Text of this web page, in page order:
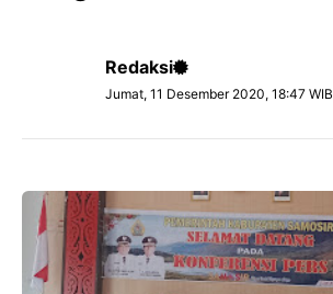
Redaksi
Jumat, 11 Desember 2020, 18:47 WIB